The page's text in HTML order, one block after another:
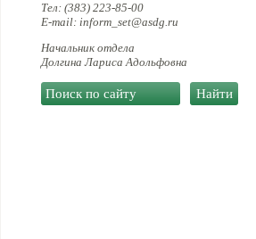
Тел: (383) 223-85-00
E-mail: inform_set@asdg.ru
Начальник отдела
Долгина Лариса Адольфовна